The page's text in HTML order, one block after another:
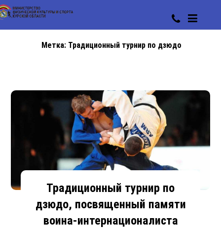
Метка: Традиционный турнир по дзюдо
Традиционный турнир по
дзюдо, посвященный памяти
воина-интернационалиста